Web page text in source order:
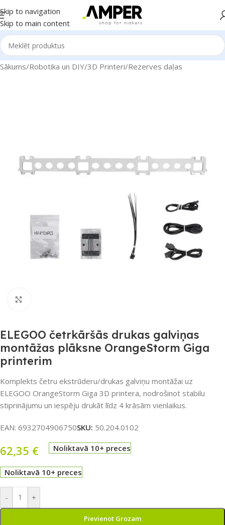
Skip to navigation
Skip to main content
Sākums/Robotika un DIY/3D Printeri/Rezerves daļas
ELEGOO četrkāršās drukas galviņas
montāžas plāksne OrangeStorm Giga
printerim
Komplekts četru ekstrūderu/drukas galviņu montāžai uz
ELEGOO OrangeStorm Giga 3D printera, nodrošinot stabilu
stiprinājumu un iespēju drukāt līdz 4 krāsām vienlaikus.
EAN: 6932704906750SKU: 50.204.0102
62,35 € Noliktavā 10+ preces
Noliktavā 10+ preces
- +
Pievienot Grozam